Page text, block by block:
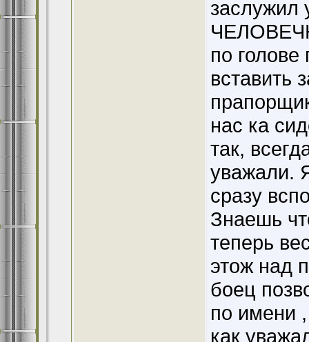
заслужил
по голове
нас ка
так,
уважали.
сразу
Знаешь
теперь
этож над
боец
по имени ,
как